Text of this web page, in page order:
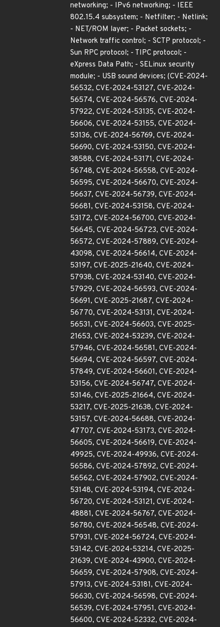
networking; - IPv6 networking; - IEEE
802.15.4 subsystem; - Netfilter; - Netlink;
- NET/ROM layer; - Packet sockets; -
Network traffic control; - SCTP protocol; -
Sun RPC protocol; - TIPC protocol; -
eXpress Data Path; - SELinux security
module; - USB sound devices; (CVE-2024-
56532, CVE-2024-53127, CVE-2024-
56574, CVE-2024-56576, CVE-2024-
57922, CVE-2024-53135, CVE-2024-
56606, CVE-2024-53155, CVE-2024-
53136, CVE-2024-56769, CVE-2024-
56690, CVE-2024-53150, CVE-2024-
38588, CVE-2024-53171, CVE-2024-
56748, CVE-2024-56558, CVE-2024-
56595, CVE-2024-56670, CVE-2024-
56637, CVE-2024-56739, CVE-2024-
56681, CVE-2024-53158, CVE-2024-
53172, CVE-2024-56700, CVE-2024-
56645, CVE-2024-56723, CVE-2024-
56572, CVE-2024-57889, CVE-2024-
43098, CVE-2024-56614, CVE-2024-
53197, CVE-2025-21640, CVE-2024-
57938, CVE-2024-53140, CVE-2024-
57929, CVE-2024-56593, CVE-2024-
56691, CVE-2025-21687, CVE-2024-
56770, CVE-2024-53131, CVE-2024-
56531, CVE-2024-56603, CVE-2025-
21653, CVE-2024-53239, CVE-2024-
57946, CVE-2024-56581, CVE-2024-
56694, CVE-2024-56597, CVE-2024-
57849, CVE-2024-56601, CVE-2024-
53156, CVE-2024-56747, CVE-2024-
53146, CVE-2025-21664, CVE-2024-
53217, CVE-2025-21638, CVE-2024-
53157, CVE-2024-56688, CVE-2024-
47707, CVE-2024-53173, CVE-2024-
56605, CVE-2024-56619, CVE-2024-
49925, CVE-2024-49936, CVE-2024-
56586, CVE-2024-57892, CVE-2024-
56562, CVE-2024-57902, CVE-2024-
53148, CVE-2024-53194, CVE-2024-
56720, CVE-2024-53121, CVE-2024-
48881, CVE-2024-56767, CVE-2024-
56780, CVE-2024-56548, CVE-2024-
57931, CVE-2024-56724, CVE-2024-
53142, CVE-2024-53214, CVE-2025-
21639, CVE-2024-43900, CVE-2024-
56659, CVE-2024-57908, CVE-2024-
57913, CVE-2024-53181, CVE-2024-
56630, CVE-2024-56598, CVE-2024-
56539, CVE-2024-57951, CVE-2024-
56600, CVE-2024-52332, CVE-2024-